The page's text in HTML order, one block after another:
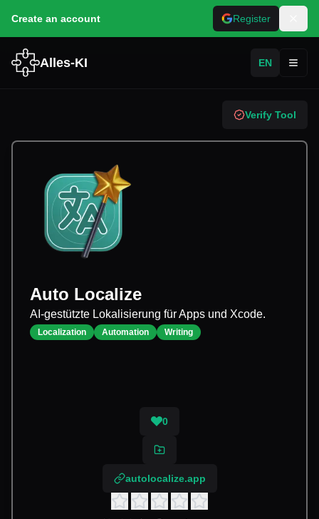
Create an account Register
Alles-KI EN
Verify Tool
Auto Localize
AI-gestützte Lokalisierung für Apps und Xcode.
Localization Automation Writing
0
autolocalize.app